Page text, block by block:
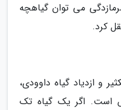
می توان گیاهچه
کرد.
و ازدیاد گیاه داوودی،
است. اگر یک گیاه تک